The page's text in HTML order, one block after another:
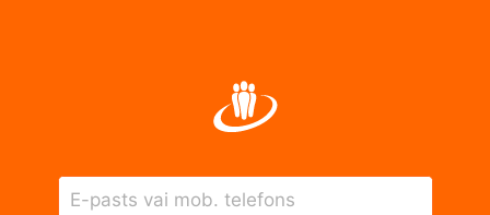
E-pasts vai mob. telefons